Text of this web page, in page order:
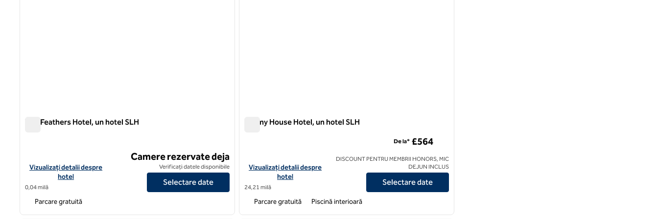
The Feathers Hotel, un hotel SLH
Vizualizați detaliile hotelului pentru The Feathers Hotel, un hotel SLH
Vizualizați detalii despre
hotel
0,04 milă
Camere rezervate deja
Verificați datele disponibile
Selectare date
Parcare gratuită
Dormy House Hotel, un hotel SLH
Vizualizați detaliile hotelului Dormy House Hotel, un hotel SLH
Vizualizați detalii despre
hotel
24,21 milă
De la* £564
DISCOUNT PENTRU MEMBRII HONORS, MIC
DEJUN INCLUS
Selectare date
Parcare gratuită Piscină interioară